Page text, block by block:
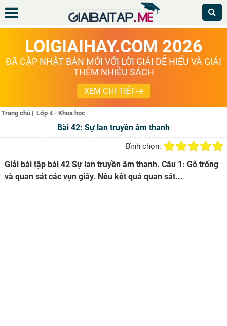
LOIGIAIHAY.COM 2026
ĐÃ CẬP NHẬT BẢN MỚI VỚI LỜI GIẢI DỄ HIỂU VÀ GIẢI
THÊM NHIỀU SÁCH
XEM CHI TIẾT
Trang chủ | Lớp 4 - Khoa học
Bài 42: Sự lan truyền âm thanh
Bình chọn:
Giải bài tập bài 42 Sự lan truyền âm thanh. Câu 1: Gõ trống
và quan sát các vụn giấy. Nêu kết quả quan sát...